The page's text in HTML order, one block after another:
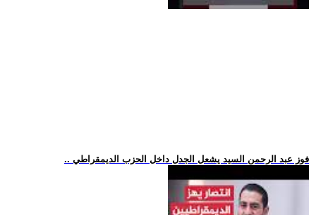
.. فوز عبد الرحمن السيد يشعل الجدل داخل الحزب الديمقراطي